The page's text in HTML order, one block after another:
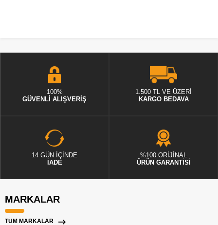
100%
GÜVENLİ ALIŞVERİŞ
1.500 TL VE ÜZERİ
KARGO BEDAVA
14 GÜN İÇİNDE
İADE
%100 ORİJİNAL
ÜRÜN GARANTİSİ
MARKALAR
TÜM MARKALAR